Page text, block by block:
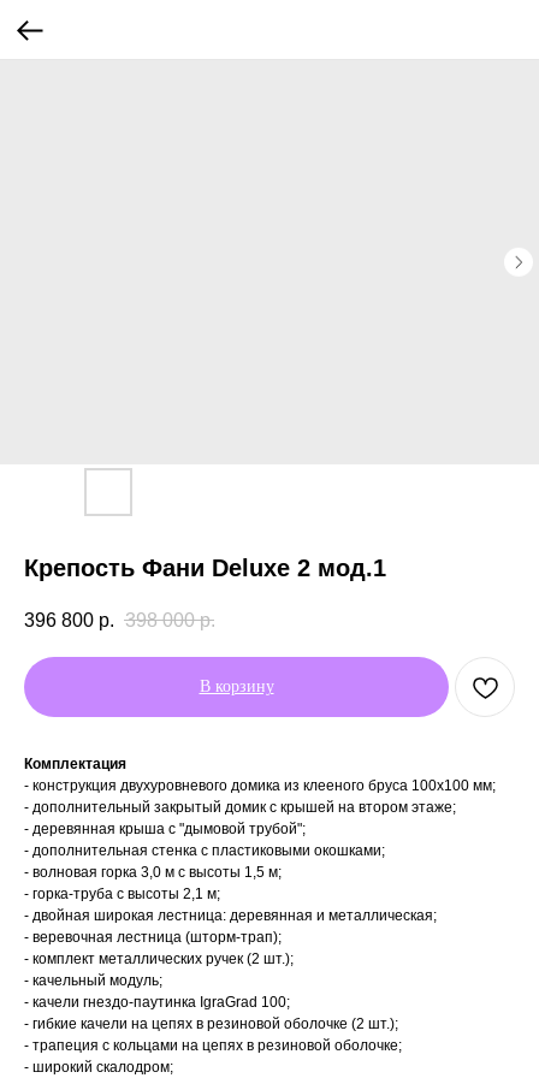
Крепость Фани Deluxe 2 мод.1
396 800 р. 398 000 р.
В корзину
Комплектация
- конструкция двухуровневого домика из клееного бруса 100х100 мм;
- дополнительный закрытый домик с крышей на втором этаже;
- деревянная крыша с "дымовой трубой";
- дополнительная стенка с пластиковыми окошками;
- волновая горка 3,0 м c высоты 1,5 м;
- горка-труба с высоты 2,1 м;
- двойная широкая лестница: деревянная и металлическая;
- веревочная лестница (шторм-трап);
- комплект металлических ручек (2 шт.);
- качельный модуль;
- качели гнездо-паутинка IgraGrad 100;
- гибкие качели на цепях в резиновой оболочке (2 шт.);
- трапеция с кольцами на цепях в резиновой оболочке;
- широкий скалодром;